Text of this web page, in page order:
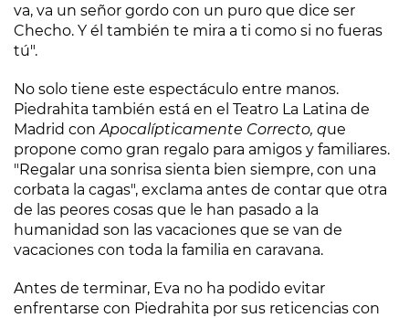
va, va un señor gordo con un puro que dice ser
Checho. Y él también te mira a ti como si no fueras
tú".
No solo tiene este espectáculo entre manos.
Piedrahita también está en el Teatro La Latina de
Madrid conApocalípticamente Correcto, que
propone como gran regalo para amigos y familiares.
"Regalar una sonrisa sienta bien siempre, con una
corbata la cagas", exclama antes de contar que otra
de las peores cosas que le han pasado a la
humanidad son las vacaciones que se van de
vacaciones con toda la familia en caravana.
Antes de terminar, Eva no ha podido evitar
enfrentarse con Piedrahita por sus reticencias con